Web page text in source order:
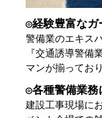
◎経験豊富なガ
警備業のエキス
『交通誘導警備
マンが揃ってお
◎各種警備業務
建設工事現場に